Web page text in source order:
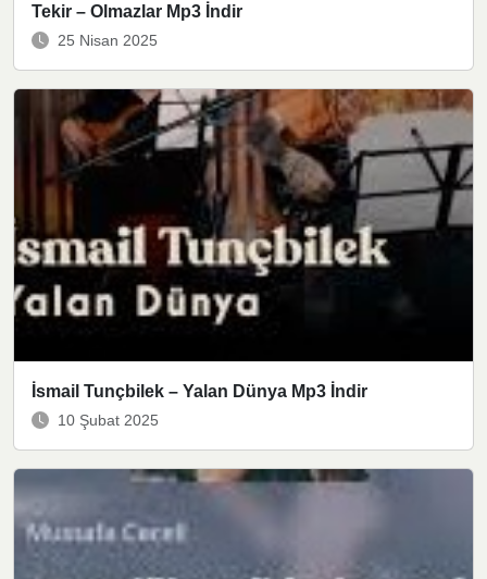
Tekir – Olmazlar Mp3 İndir
25 Nisan 2025
İsmail Tunçbilek – Yalan Dünya Mp3 İndir
10 Şubat 2025